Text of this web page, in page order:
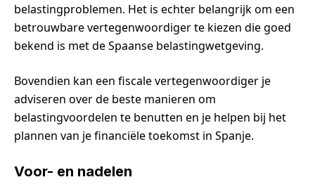
belastingproblemen. Het is echter belangrijk om een
betrouwbare vertegenwoordiger te kiezen die goed
bekend is met de Spaanse belastingwetgeving.
Bovendien kan een fiscale vertegenwoordiger je
adviseren over de beste manieren om
belastingvoordelen te benutten en je helpen bij het
plannen van je financiële toekomst in Spanje.
Voor- en nadelen